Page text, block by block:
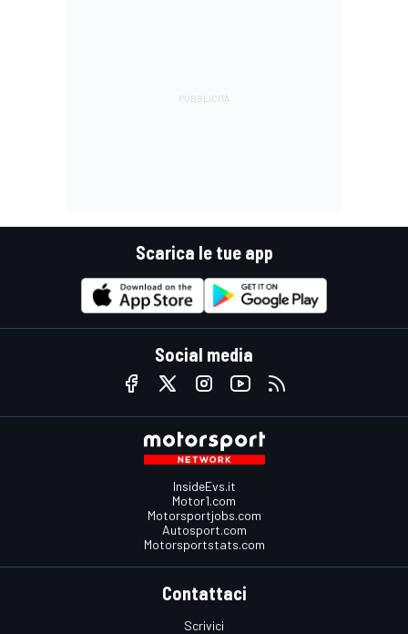
Scarica le tue app
Social media
InsideEvs.it
Motor1.com
Motorsportjobs.com
Autosport.com
Motorsportstats.com
Contattaci
Scrivici